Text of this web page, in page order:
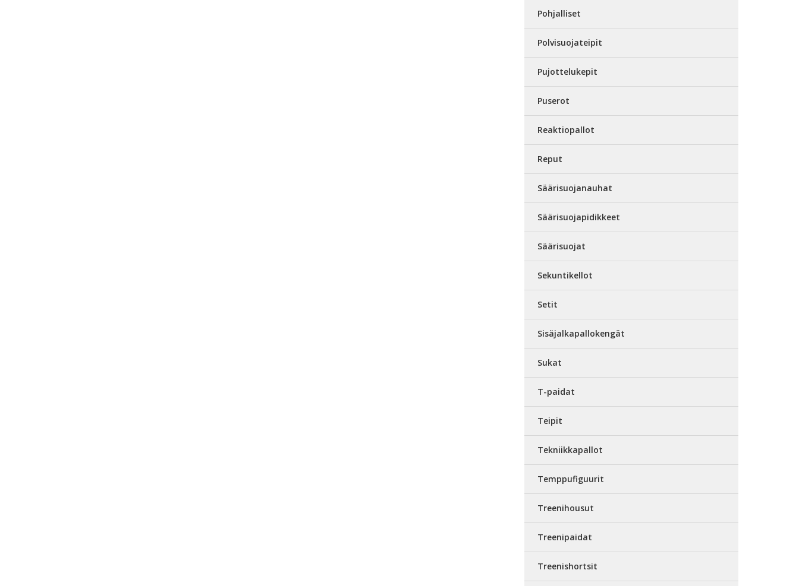
Pohjalliset
Polvisuojateipit
Pujottelukepit
Puserot
Reaktiopallot
Reput
Säärisuojanauhat
Säärisuojapidikkeet
Säärisuojat
Sekuntikellot
Setit
Sisäjalkapallokengät
Sukat
T-paidat
Teipit
Tekniikkapallot
Temppufiguurit
Treenihousut
Treenipaidat
Treenishortsit